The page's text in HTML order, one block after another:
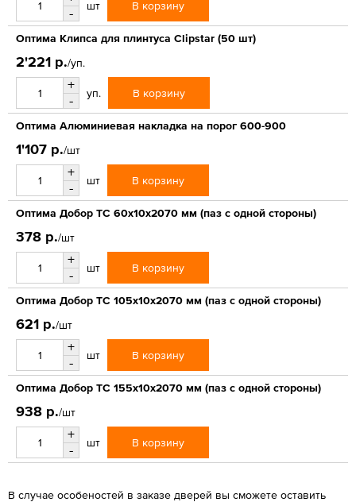
-
шт В корзину
Оптима Клипса для плинтуса Clipstar (50 шт)
2'221 р./уп.
+
-
уп. В корзину
Оптима Алюминиевая накладка на порог 600-900
1'107 р./шт
+
-
шт В корзину
Оптима Добор ТС 60х10х2070 мм (паз с одной стороны)
378 р./шт
+
-
шт В корзину
Оптима Добор ТС 105х10х2070 мм (паз с одной стороны)
621 р./шт
+
-
шт В корзину
Оптима Добор ТС 155х10х2070 мм (паз с одной стороны)
938 р./шт
+
-
шт В корзину
В случае особеностей в заказе дверей вы сможете оставить